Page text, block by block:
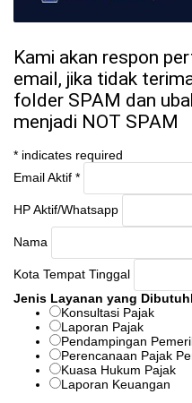
Kami akan respon
email, jika tidak
folder SPAM dan
menjadi NOT SPAM
* indicates required
Email Aktif *
HP Aktif/Whatsapp
Nama
Kota Tempat Tinggal
Jenis Layanan yang
Konsultasi Pajak
Laporan Pajak
Pendampingan
Perencanaan Pajak
Kuasa Hukum Pajak
Laporan Keuangan